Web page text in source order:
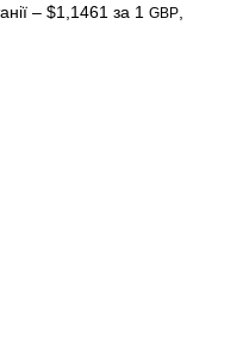
– $1,1461 за 1 GBP